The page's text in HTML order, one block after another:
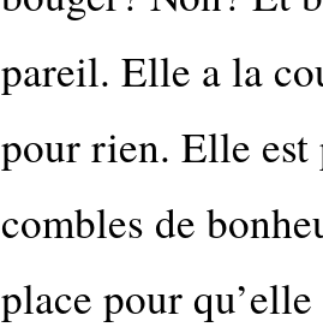
pareil. Elle a la
pour rien. Elle est
combles de
place pour